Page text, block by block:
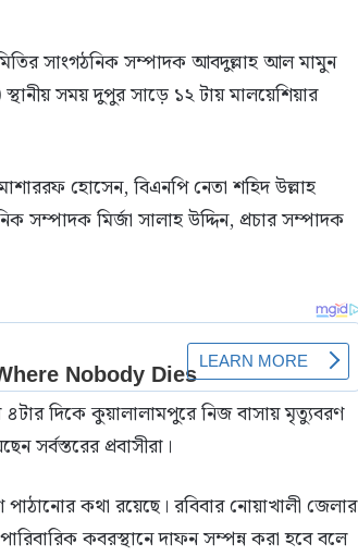
সাংগঠনিক সম্পাদক আবদুল্লাহ আল মামুন
সময় দুপুর সাড়ে ১২ টায় মালয়েশিয়ার
হোসেন, বিএনপি নেতা শহিদ উল্লাহ
সম্পাদক মির্জা সালাহ উদ্দিন, প্রচার সম্পাদক
দিকে কুয়ালালামপুরে নিজ বাসায় মৃত্যুবরণ
সর্বস্তরের প্রবাসীরা।
কথা রয়েছে। রবিবার নোয়াখালী জেলার
কবরস্থানে দাফন সম্পন্ন করা হবে বলে